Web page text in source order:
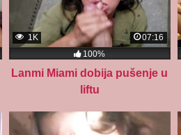
1K
07:16
100%
Lanmi Miami dobija pušenje u
liftu